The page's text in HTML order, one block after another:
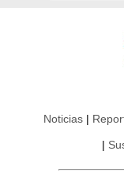
Noticias